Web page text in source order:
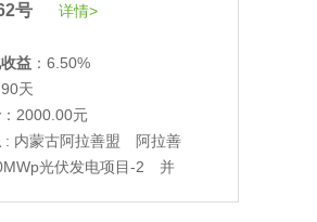
号 详情>
益 ：6.50%
90天
：2000.00元
: 内蒙古阿拉善盟 阿拉善
光伏发电项目-2 并
天前,以1995.00元单价成交
天前,以1200.00元单价成交
天前,以1200.00元单价成交